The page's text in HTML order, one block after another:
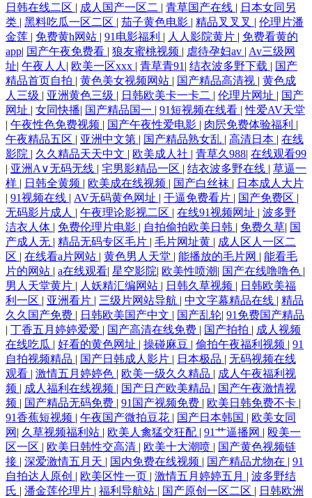
日韩在线二区 | 成人国产一区二 | 青草国产在线 | 日本女同另
类 | 黑料吃瓜一区二区 | 茄子黄色电影 | 精品叉叉叉 | 伦理片潘
金莲 | 免费黄h网站 | 91电影福利 | 人人影院黄片 | 免费看黄的
app| 国产午夜免费看 | 狼友蜜桃视频 | 虐待孕妇av | Av三级网
址| 午夜人人 | 欧美一区xxx | 青草青91 | 结衣波多野下载 | 国产
精品首页自拍 | 黄色美女视频网站 | 国产精品高清视 | 黄色成
人三级 | 亚洲黄色三级 | 日韩欧美卡一卡二 | 伦理片网址 | 国产
网址 | 女同快播| 国产精品国一 | 91短视频在线看 |性爱AV天堂
| 午夜性色免费视频 | 国产午夜性爱电影 | 肉屄免费体验福利 |
午夜精品五区 | 亚洲中文第 | 国产精品熟女乱 | 高清日本 | 在线
影院 | 久久精品天天中文 | 欧美成人社 | 青草久988| 在线观看99
| 亚洲A∨无码无线 | 宅男影精品一区 | 结衣波多野在线 | 草逼一
样 | 日韩全黄频 | 欧美成在线视频 | 国产白丝袜 | 日本成人大片
| 91视频在线 | AV无码黄色网址 | 干逼免费看片 | 国产免费区 |
无码影片成人 | 午夜理论影视二区 | 在线91视频网址 | 波多野
洁衣人体 | 免费伦理片电影 | 自拍偷拍欧美日韩 | 免费久草| 国
产成人无 | 精品无码专区毛片 | 毛片网址黄 | 成人区人一区二
区 | 在线看a片网站 | 黄色男人天堂 | 能播放的毛片网 | 能看毛
片的网站 | a在线观看| 星空影院| 欧美性喷潮| 国产在线噜噜色 |
男人天堂黄片 | 人妖精汇编网站 | 日韩久草视频 | 日韩欧美福
利一区 | 亚洲看片 | 三级片网站导航 | 中文字幕精品在线 | 精品
久久国产免费 | 日韩欧美国产中文 | 国产乱轮| 91免费国产精品
| 丁香五月婷婷爱爱 | 国产高清在线免费 | 国产拍拍 | 成人视频
在线吃瓜 | 好看的黄色网址 | 操碰麻豆 | 偷拍午夜福利视频 | 91
自拍视频精品 | 国产日韩成人影片 | 日本极品 | 无码视频在线
观看 | 激情五月婷婷色 | 欧美一级久久精品 | 成人午夜福利视
频 | 成人福利在线视频 | 国产日产欧美精品 | 国产午夜激情视
频 | 国产精品无码免费 | 91国产视频免费 | 欧美日韩免费不卡 |
91香蕉短视频 | 午夜国产微拍豆花 | 国产日本韩国 | 欧美女同
网 | 久草视频福利站 | 欧美人禽猛交狂配 | 91艹逼播网 | 殴美一
区一区 | 欧美日韩性交高清 | 欧美十大潮喷 | 国产黄色视频链
接 | 深爱激情五月天 | 国内免费在线视频 | 国产精品尤物在 | 91
自拍达人原创 | 欧美区性一页 | 激情五月婷婷五月 | 波多野结
氏 | 潘金莲伦理片 | 福利导航站 | 国产原创一区二区 | 日韩欧洲